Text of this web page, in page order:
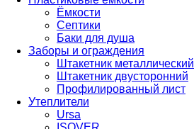
Ёмкости
Септики
Баки для душа
Заборы и ограждения
Штакетник металлический
Штакетник двусторонний
Профилированный лист
Утеплители
Ursa